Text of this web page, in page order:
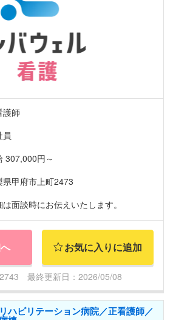
護師
員
307,000円～
県甲府市上町2473
は面談時にお伝えいたします。
お気に入りに追加
最終更新日：2026/05/08
ハビリテーション病院／正看護師／